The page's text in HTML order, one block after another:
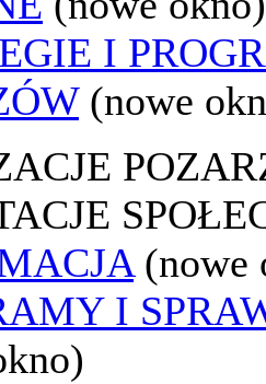
I
(nowe
(nowe
I